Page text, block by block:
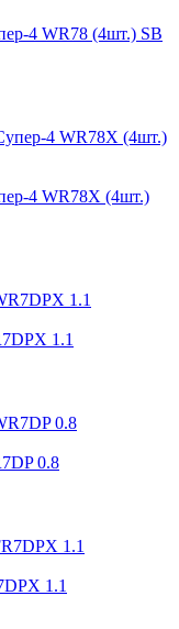
4 WR78 (4шт.) SB
4 WR78Х (4шт.)
1.1
0.8
1.1